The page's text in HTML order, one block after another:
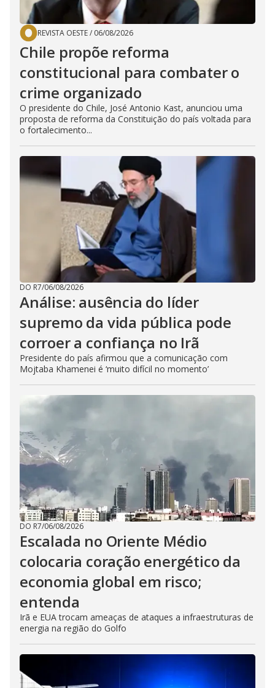
REVISTA OESTE/ 06/08/2026
Chile propõe reforma
constitucional para combater o
crime organizado
O presidente do Chile, José Antonio Kast, anunciou uma
proposta de reforma da Constituição do país voltada para
o fortalecimento...
DO R7/06/08/2026
Análise: ausência do líder
supremo da vida pública pode
corroer a confiança no Irã
Presidente do país afirmou que a comunicação com
Mojtaba Khamenei é ‘muito difícil no momento’
DO R7/06/08/2026
Escalada no Oriente Médio
colocaria coração energético da
economia global em risco;
entenda
Irã e EUA trocam ameaças de ataques a infraestruturas de
energia na região do Golfo